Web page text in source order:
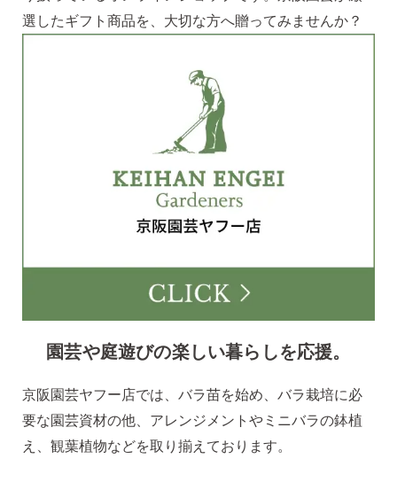
選したギフト商品を、大切な方へ贈ってみませんか？
園芸や庭遊びの楽しい暮らしを応援。
京阪園芸ヤフー店では、バラ苗を始め、バラ栽培に必
要な園芸資材の他、アレンジメントやミニバラの鉢植
え、観葉植物などを取り揃えております。